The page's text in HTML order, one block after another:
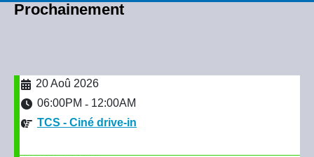
Prochainement
20 Aoû 2026
06:00PM - 12:00AM
TCS - Ciné drive-in